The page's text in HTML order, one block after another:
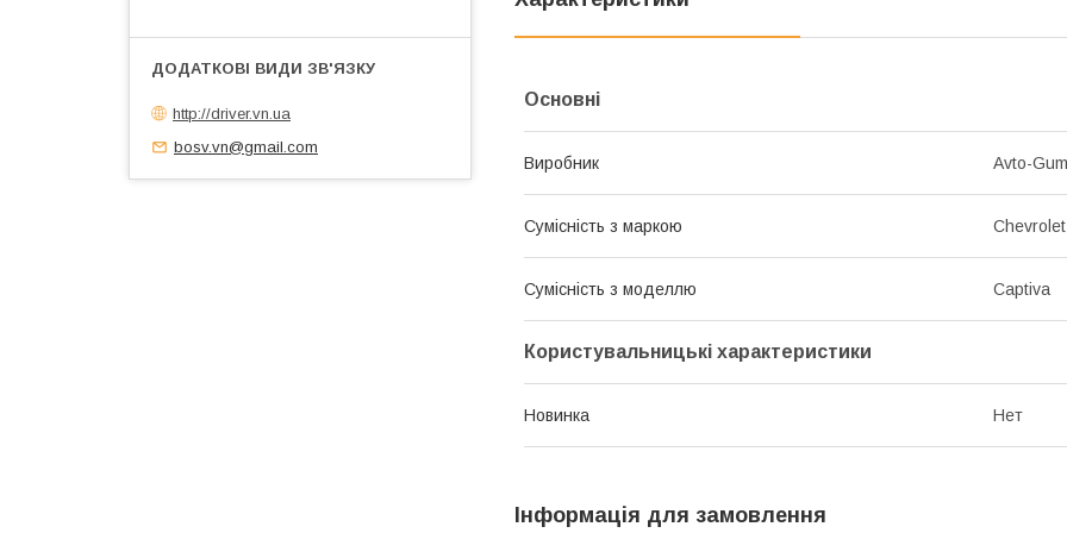
Основні
Виробник Avto-
Сумісність з маркою Chevrolet
Сумісність з моделлю Captiva
Користувальницькі характеристики
Новинка Нет
Інформація для замовлення
http://driver.vn.ua
bosv.vn@gmail.com